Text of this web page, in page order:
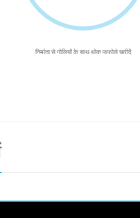
निर्माता से गोलियों के साथ थोक फफोले खरीदें